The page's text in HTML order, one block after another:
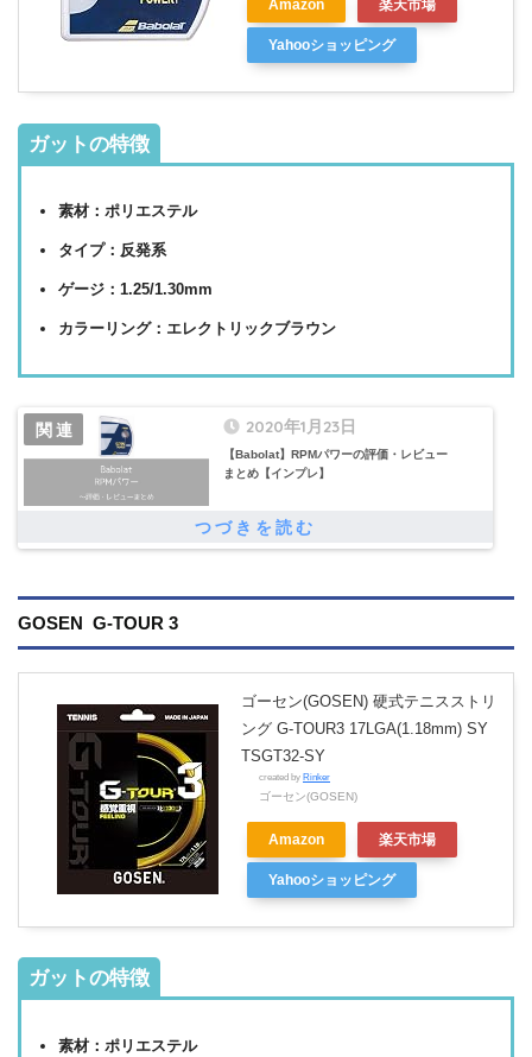
Amazon 楽天市場
Yahooショッピング
ガットの特徴
素材：ポリエステル
タイプ：反発系
ゲージ：1.25/1.30mm
カラーリング：エレクトリックブラウン
2020年1月23日
【Babolat】RPMパワーの評価・レビュー
まとめ【インプレ】
GOSEN G-TOUR 3
ゴーセン(GOSEN) 硬式テニスストリ
ング G-TOUR3 17LGA(1.18mm) SY
TSGT32-SY
created by Rinker
ゴーセン(GOSEN)
Amazon 楽天市場
Yahooショッピング
ガットの特徴
素材：ポリエステル